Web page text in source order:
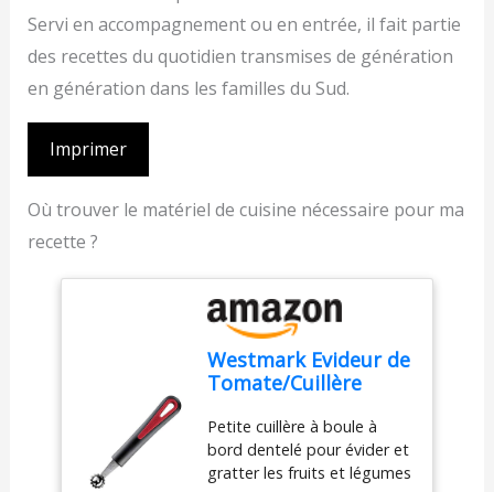
Servi en accompagnement ou en entrée, il fait partie
des recettes du quotidien transmises de génération
en génération dans les familles du Sud.
Imprimer
Où trouver le matériel de cuisine nécessaire pour ma
recette ?
Westmark Evideur de
Tomate/Cuillère
Souche de Tomate,
Avec Bord dentelé, ø
2,1 cm, longueur :
Petite cuillère à boule à
bord dentelé pour évider et
gratter les fruits et légumes